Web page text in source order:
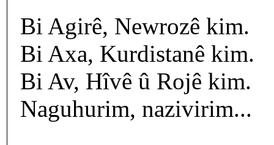
Bi Agirê, Newrozê kim.
Bi Axa, Kurdistanê kim.
Bi Av, Hîvê û Rojê kim.
Naguhurim, nazivirim...